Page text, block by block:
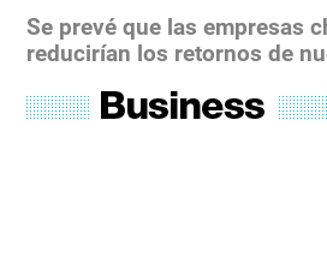
Se prevé que las empresas
reducirían los retornos de